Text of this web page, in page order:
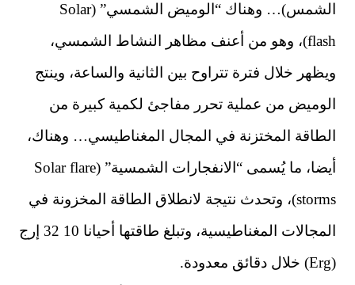
الشمس)… وهناك “الوميض الشمسي” (Solar
flash)، وهو من أعنف مظاهر النشاط الشمسي،
ويظهر خلال فترة تتراوح بين الثانية والساعة، وينتج
الوميض من عملية تحرر مفاجئ لكمية كبيرة من
الطاقة المختزنة في المجال المغناطيسي… وهناك،
أيضا، ما يُسمى “الانفجارات الشمسية” (Solar flare
storms)، وتحدث نتيجة لانطلاق الطاقة المخزونة في
المجالات المغناطيسية، وتبلغ طاقتها أحيانا 10 32 إرج
(Erg) خلال دقائق معدودة.